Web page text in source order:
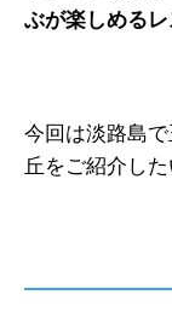
ぶが楽しめるレ
今回は淡路島
丘をご紹介した